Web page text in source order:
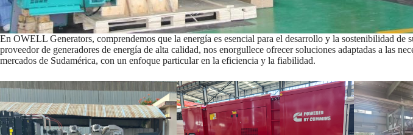
En OWELL Generators, comprendemos que la energía es esencial para el desarrollo y la sostenibilidad de
proveedor de generadores de energía de alta calidad, nos enorgullece ofrecer soluciones adaptadas a las
mercados de Sudamérica, con un enfoque particular en la eficiencia y la fiabilidad.